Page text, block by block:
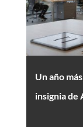
Un año
insignia de